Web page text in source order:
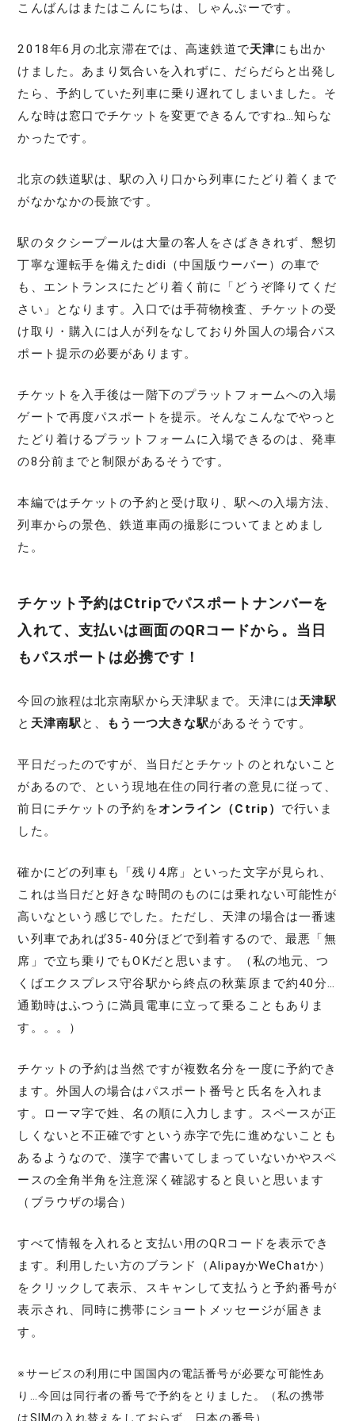
こんばんはまたはこんにちは、しゃんぷーです。
2018年6月の北京滞在では、高速鉄道で天津にも出か
けました。あまり気合いを入れずに、だらだらと出発し
たら、予約していた列車に乗り遅れてしまいました。そ
んな時は窓口でチケットを変更できるんですね…知らな
かったです。
北京の鉄道駅は、駅の入り口から列車にたどり着くまで
がなかなかの長旅です。
駅のタクシープールは大量の客人をさばききれず、懇切
丁寧な運転手を備えたdidi（中国版ウーバー）の車で
も、エントランスにたどり着く前に「どうぞ降りてくだ
さい」となります。入口では手荷物検査、チケットの受
け取り・購入には人が列をなしており外国人の場合パス
ポート提示の必要があります。
チケットを入手後は一階下のプラットフォームへの入場
ゲートで再度パスポートを提示。そんなこんなでやっと
たどり着けるプラットフォームに入場できるのは、発車
の8分前までと制限があるそうです。
本編ではチケットの予約と受け取り、駅への入場方法、
列車からの景色、鉄道車両の撮影についてまとめまし
た。
チケット予約はCtripでパスポートナンバーを
入れて、支払いは画面のQRコードから。当日
もパスポートは必携です！
今回の旅程は北京南駅から天津駅まで。天津には天津駅
と 天津南駅と、 もう一つ大きな駅があるそうです。
平日だったのですが、当日だとチケットのとれないこと
があるので、という現地在住の同行者の意見に従って、
前日にチケットの予約をオンライン（Ctrip） で行いま
した。
確かにどの列車も「残り4席」といった文字が見られ、
これは当日だと好きな時間のものには乗れない可能性が
高いなという感じでした。ただし、天津の場合は一番速
い列車であれば35-40分ほどで到着するので、最悪「無
席」で立ち乗りでもOKだと思います。（私の地元、つ
くばエクスプレス守谷駅から終点の秋葉原まで約40分…
通勤時はふつうに満員電車に立って乗ることもありま
す。。。）
チケットの予約は当然ですが複数名分を一度に予約でき
ます。外国人の場合はパスポート番号と氏名を入れま
す。ローマ字で姓、名の順に入力します。スペースが正
しくないと不正確ですという赤字で先に進めないことも
あるようなので、漢字で書いてしまっていないかやスペ
ースの全角半角を注意深く確認すると良いと思います
（ブラウザの場合）
すべて情報を入れると支払い用のQRコードを表示でき
ます。利用したい方のブランド（AlipayかWeChatか）
をクリックして表示、スキャンして支払うと予約番号が
表示され、同時に携帯にショートメッセージが届きま
す。
※サービスの利用に中国国内の電話番号が必要な可能性あ
り…今回は同行者の番号で予約をとりました。（私の携帯
はSIMの入れ替えをしておらず、日本の番号）